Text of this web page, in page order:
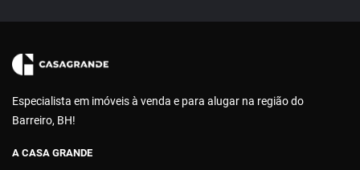
Especialista em imóveis à venda e para alugar na região do
Barreiro, BH!
A CASA GRANDE